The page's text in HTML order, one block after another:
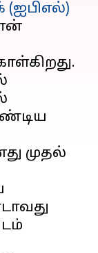
(ஐபிஎல்)
முதல்